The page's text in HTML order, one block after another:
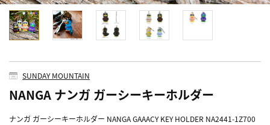
SUNDAY MOUNTAIN
NANGA ナンガ ガーシーキーホルダー
ナンガ ガーシーキーホルダー NANGA GAAACY KEY HOLDER NA2441-1Z700